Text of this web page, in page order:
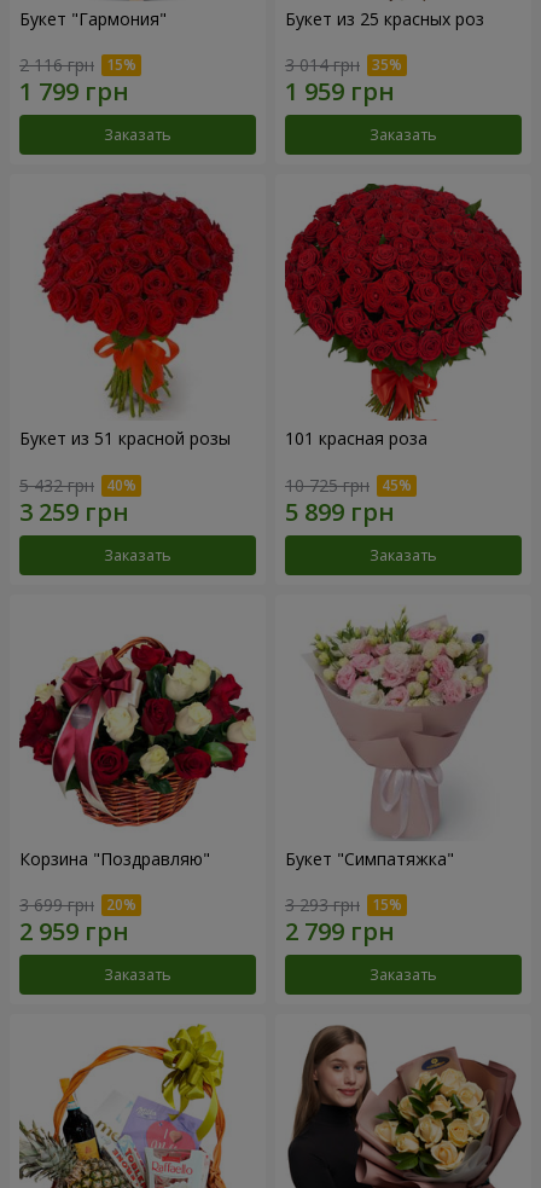
Букет "Гармония"
2 116 грн
Заказать
Букет из 25 красных роз
3 014 грн
Заказать
Букет из 51 красной розы
5 432 грн
Заказать
101 красная роза
10 725 грн
Заказать
Корзина "Поздравляю"
3 699 грн
Заказать
Букет "Симпатяжка"
3 293 грн
Заказать